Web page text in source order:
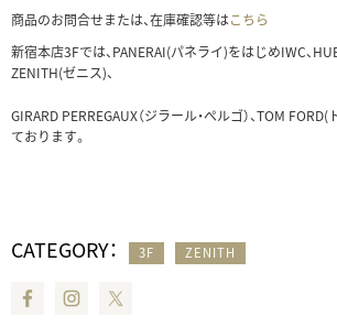
商品のお問合せまたは、在庫確認等はこちら
新宿本店3Fでは、PANERAI(パネライ)をはじめIWC、
ZENITH(ゼニス)、
GIRARD PERREGAUX（ジラール・ぺルゴ）、TOM
ております。
CATEGORY： 3F ZENITH
FacebookInstagram